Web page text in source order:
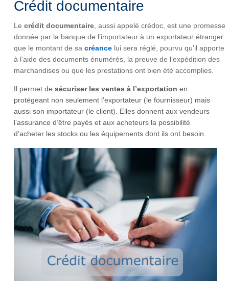
Crédit documentaire
Le crédit documentaire , aussi appelé crédoc, est une promesse
donnée par la banque de l’importateur à un exportateur étranger
que le montant de sa créance lui sera réglé, pourvu qu’il apporte
à l’aide des documents énumérés, la preuve de l’expédition des
marchandises ou que les prestations ont bien été accomplies.
Il permet de sécuriser les ventes à l’exportation en
protégeant non seulement l’exportateur (le fournisseur) mais
aussi son importateur (le client). Elles donnent aux vendeurs
l’assurance d’être payés et aux acheteurs la possibilité
d’acheter les stocks ou les équipements dont ils ont besoin.